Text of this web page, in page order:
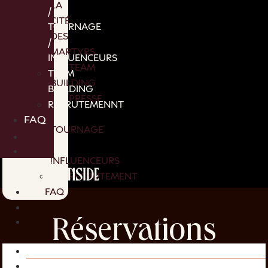
LA
CITÉ
DES
MARTYRS
TEAM
BUILDING
PRESSE
TOURNAGE
INFLUENCEURS
RECRUTEMENT
FAQ
/
TOURNAGE
/
INFLUENCEURS
TEAM
BUILDING
RECRUTEMENNT
FAQ
Réservations